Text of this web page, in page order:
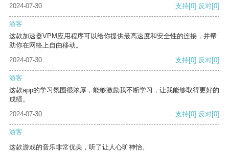
2024-07-30
支持[0] 反对[0]
游客
这款加速器VPM应用程序可以给你提供最高速度和安全性的连接，并帮
助你在网络上自由移动。
2024-07-30
支持[0] 反对[0]
游客
这款app的学习氛围很浓厚，能够激励我不断学习，让我能够取得更好的
成绩。
2024-07-30
支持[0] 反对[0]
游客
这款游戏的音乐非常优美，听了让人心旷神怡。